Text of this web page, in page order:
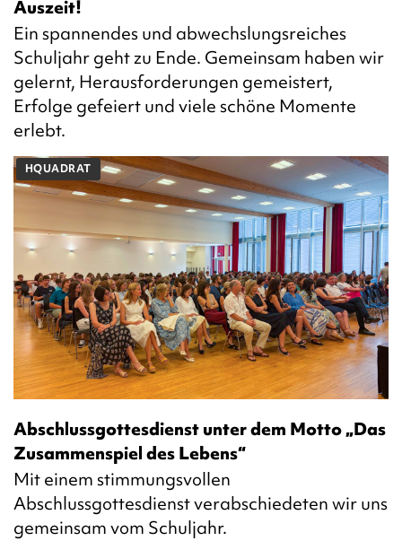
Auszeit!
Ein spannendes und abwechslungsreiches
Schuljahr geht zu Ende. Gemeinsam haben wir
gelernt, Herausforderungen gemeistert,
Erfolge gefeiert und viele schöne Momente
erlebt.
HQUADRAT
Abschlussgottesdienst unter dem Motto „Das
Zusammenspiel des Lebens“
Mit einem stimmungsvollen
Abschlussgottesdienst verabschiedeten wir uns
gemeinsam vom Schuljahr.